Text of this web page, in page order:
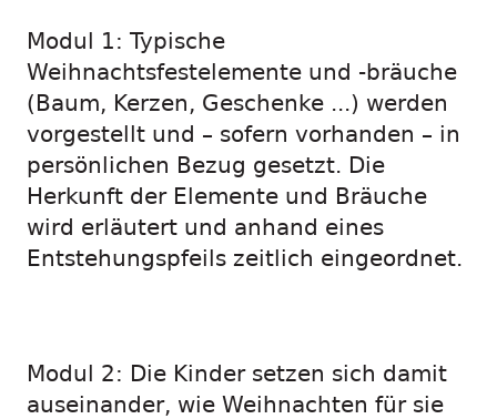
Modul 1: Typische
Weihnachtsfestelemente und -bräuche
(Baum, Kerzen, Geschenke ...) werden
vorgestellt und – sofern vorhanden – in
persönlichen Bezug gesetzt. Die
Herkunft der Elemente und Bräuche
wird erläutert und anhand eines
Entstehungspfeils zeitlich eingeordnet.
Modul 2: Die Kinder setzen sich damit
auseinander, wie Weihnachten für sie